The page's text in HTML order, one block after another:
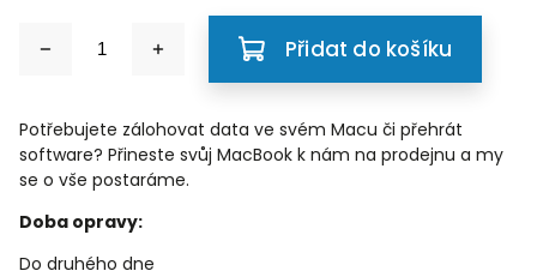
Přidat do košíku
Potřebujete zálohovat data ve svém Macu či přehrát
software? Přineste svůj MacBook k nám na prodejnu a my
se o vše postaráme.
Doba opravy:
Do druhého dne